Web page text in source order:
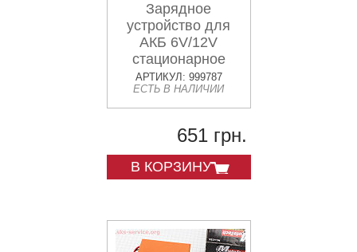
Зарядное
устройство для
АКБ 6V/12V
стационарное
10AC
АРТИКУЛ: 999787
ЕСТЬ В НАЛИЧИИ
651 грн.
В КОРЗИНУ